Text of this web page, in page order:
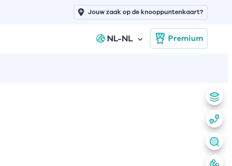
NL-NL Premium
Jouw zaak op de knooppuntenkaart?